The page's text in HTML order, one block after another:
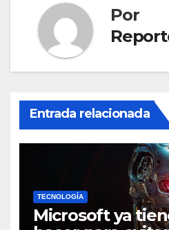
Por
Entrada relacionada
TECNOLOGÍA
Microsoft ya